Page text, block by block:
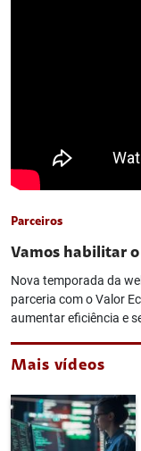
Parceiros
Vamos habilitar
Nova temporada da
parceria com o Valor
aumentar eficiência e
Mais vídeos